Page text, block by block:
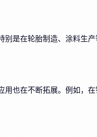
是在轮胎制造、涂料生
用也在不断拓展。例如，